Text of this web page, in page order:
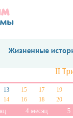
Жизненные
II
13 15 17 19
14 16 18 20
4 месяц 5